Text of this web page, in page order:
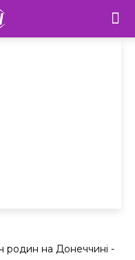
родин на Донеччині -